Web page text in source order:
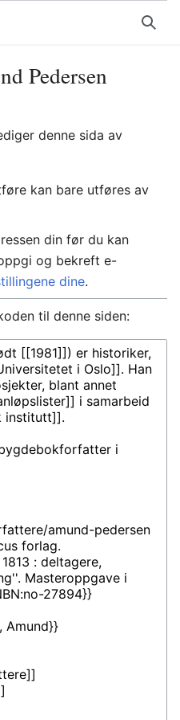
Søk
Pedersen
denne sida av
kan bare utføres av
din før du kan
og bekreft e-
dine.
til denne siden: